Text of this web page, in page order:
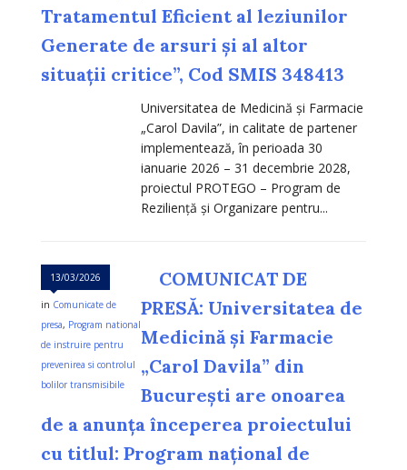
Tratamentul Eficient al leziunilor
Generate de arsuri și al altor
situații critice”, Cod SMIS 348413
Universitatea de Medicină și Farmacie
„Carol Davila”, in calitate de partener
implementează, în perioada 30
ianuarie 2026 – 31 decembrie 2028,
proiectul PROTEGO – Program de
Reziliență și Organizare pentru...
13/03/2026
in Comunicate de
presa, Program national
de instruire pentru
prevenirea si controlul
bolilor transmisibile
COMUNICAT DE
PRESĂ: Universitatea de
Medicină și Farmacie
„Carol Davila” din
București are onoarea
de a anunța începerea proiectului
cu titlul: Program național de